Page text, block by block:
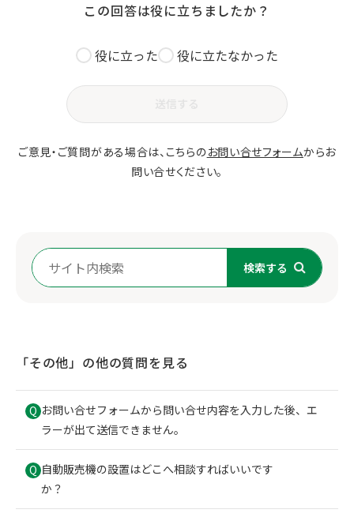
この回答は役に立ちましたか？
役に立った 役に立たなかった
ご意見・ご質問がある場合は、こちらのお問い合せフォームからお
問い合せください。
検索する
「その他」の他の質問を見る
Q お問い合せフォームから問い合せ内容を入力した後、エ
ラーが出て送信できません。
Q 自動販売機の設置はどこへ相談すればいいです
か？